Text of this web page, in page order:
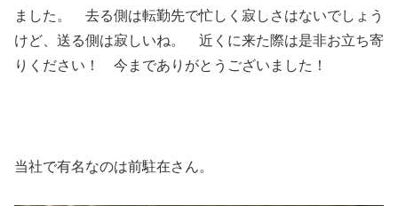
ました。 去る側は転勤先で忙しく寂しさはないでしょう
けど、送る側は寂しいね。 近くに来た際は是非お立ち寄
りください！ 今までありがとうございました！
当社で有名なのは前駐在さん。